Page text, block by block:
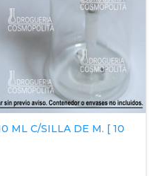
ML C/SILLA DE M. [ 10